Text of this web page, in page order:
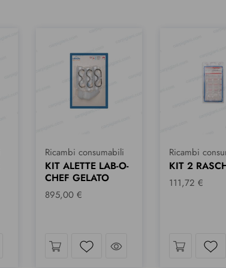
Dai uno sguardo
Ricambi consumabili
KIT 2 RASCHIANTI
111,72 €
Dai uno sguardo
Ricambi
CARPICARE
SYNTHESIS